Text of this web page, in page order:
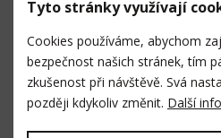
5 ks a více skladem
23 990,- Kč
19 826,- Kč bez DPH
HP-309L/400 - Hoblovka s
Tyto stránky využívají
Cookies používáme, abychom
bezpečnost našich stránek, tím
zkušenost při návštěvě. Svá
později kdykoliv změnit. Další